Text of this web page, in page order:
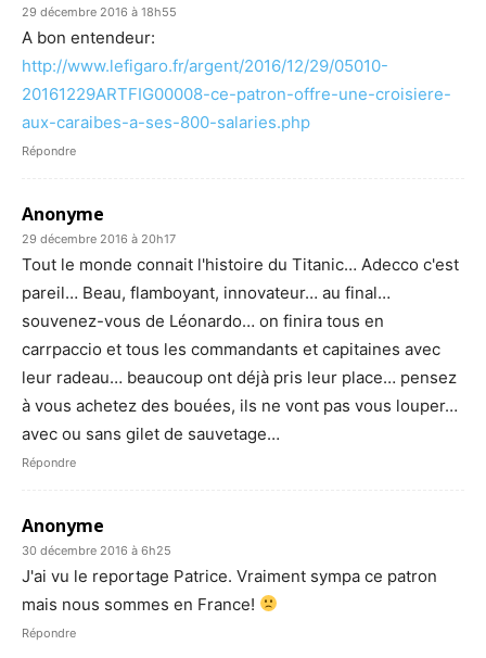
29 décembre 2016 à 18h55
A bon entendeur:
http://www.lefigaro.fr/argent/2016/12/29/05010-
20161229ARTFIG00008-ce-patron-offre-une-croisiere-
aux-caraibes-a-ses-800-salaries.php
Répondre
Anonyme
29 décembre 2016 à 20h17
Tout le monde connait l'histoire du Titanic… Adecco c'est
pareil… Beau, flamboyant, innovateur… au final…
souvenez-vous de Léonardo… on finira tous en
carrpaccio et tous les commandants et capitaines avec
leur radeau… beaucoup ont déjà pris leur place… pensez
à vous achetez des bouées, ils ne vont pas vous louper…
avec ou sans gilet de sauvetage…
Répondre
Anonyme
30 décembre 2016 à 6h25
J'ai vu le reportage Patrice. Vraiment sympa ce patron
mais nous sommes en France!
Répondre